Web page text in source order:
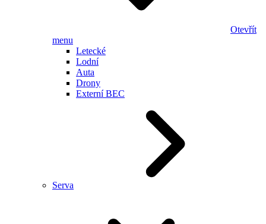
Otevřít
menu
Letecké
Lodní
Auta
Drony
Externí BEC
Serva